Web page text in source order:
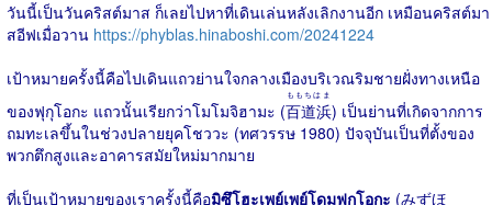
วันนี้เป็นวันคริสต์มาส ก็เลยไปหาที่เดินเล่นหลังเลิกงานอีก เหมือนคริสต์มา
สอีฟเมื่อวาน https://phyblas.hinaboshi.com/20241224
เป้าหมายครั้งนี้คือไปเดินแถวย่านใจกลางเมืองบริเวณริมชายฝั่งทางเหนือ
ของฟุกุโอกะ แถวนั้นเรียกว่าโมโมจิฮามะ (百道浜
ももちはま
) เป็นย่านที่เกิดจากการ
ถมทะเลขึ้นในช่วงปลายยุคโชววะ (ทศวรรษ 1980) ปัจจุบันเป็นที่ตั้งของ
พวกตึกสูงและอาคารสมัยใหม่มากมาย
ที่เป็นเป้าหมายของเราครั้งนี้คือมิซึโฮะเพย์เพย์โดมฟุกุโอกะ (みずほ